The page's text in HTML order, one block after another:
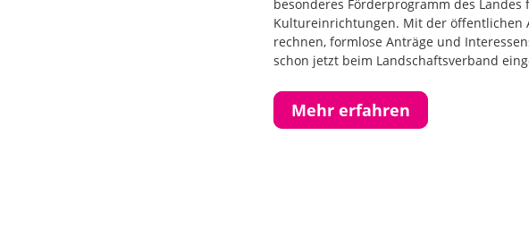
besonderes Förderprogramm des
Kultureinrichtungen. Mit der öffentlichen
rechnen, formlose Anträge und
schon jetzt beim Landschaftsverband
Mehr erfahren